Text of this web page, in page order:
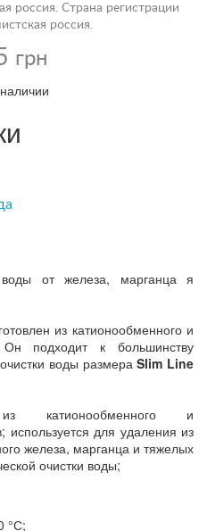
россия. Страна регистрации
россия.
грн
от железа, марганца я
из катионообменного и
Он подходит к большинству
воды размераSlim Line
катионообменного и
для удаления из
железа, марганца и тяжелых
очистки воды;
°С;